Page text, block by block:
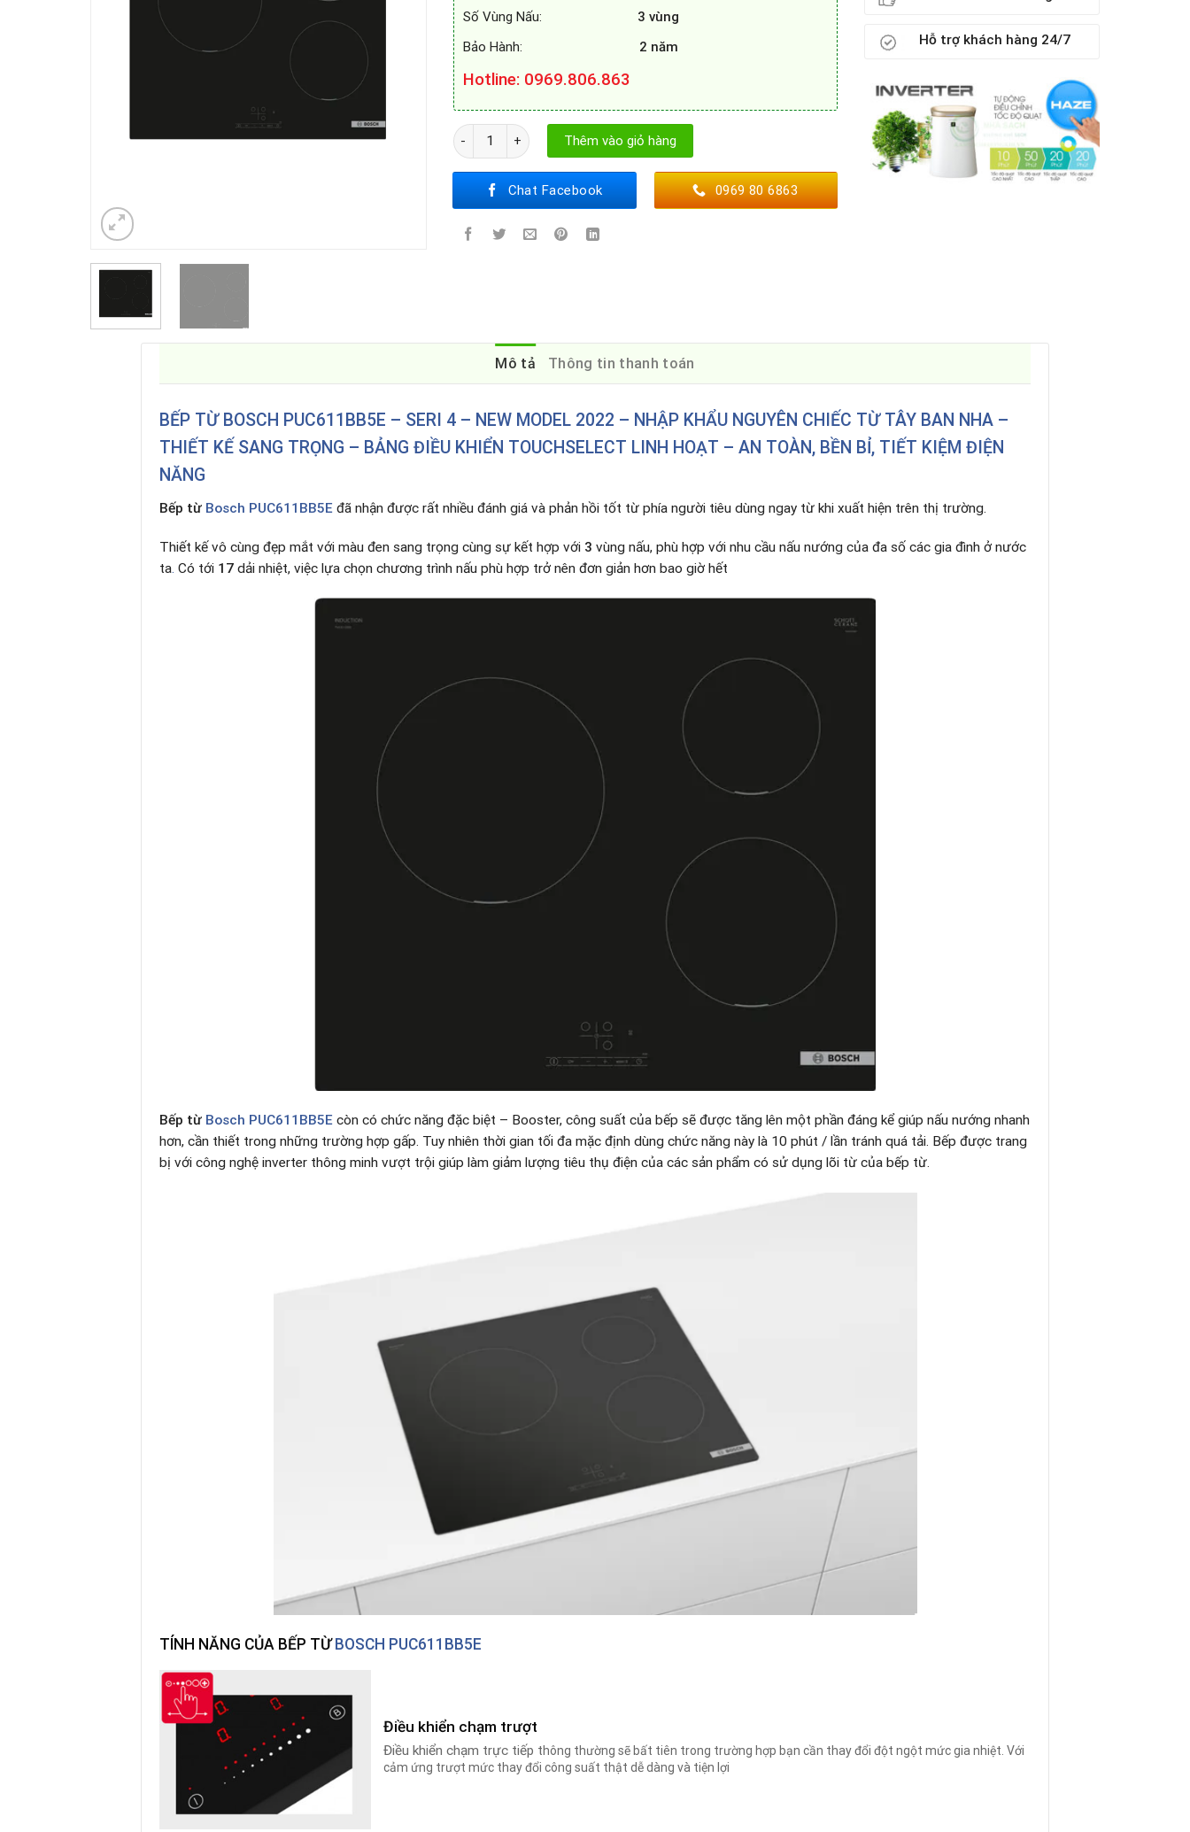
Số Vùng Nấu: 3 vùng
Bảo Hành: 2 năm
Hotline: 0969.806.863
BẾP TỪ BOSCH PUC611BB5E số lượng
Thêm vào giỏ hàng
Chat Facebook 0969 80 6863
Hỗ trợ khách hàng 24/7
Mô tả Thông tin thanh toán
BẾP TỪ BOSCH PUC611BB5E – SERI 4 – NEW MODEL 2022 – NHẬP KHẨU NGUYÊN CHIẾC TỪ TÂY BAN NHA –
THIẾT KẾ SANG TRỌNG – BẢNG ĐIỀU KHIỂN TOUCHSELECT LINH HOẠT – AN TOÀN, BỀN BỈ, TIẾT KIỆM ĐIỆN
NĂNG
Bếp từ Bosch PUC611BB5E đã nhận được rất nhiều đánh giá và phản hồi tốt từ phía người tiêu dùng ngay từ khi xuất hiện trên thị trường.
Thiết kế vô cùng đẹp mắt với màu đen sang trọng cùng sự kết hợp với 3 vùng nấu, phù hợp với nhu cầu nấu nướng của đa số các gia đình ở nước
ta. Có tới 17 dải nhiệt, việc lựa chọn chương trình nấu phù hợp trở nên đơn giản hơn bao giờ hết
Bếp từ Bosch PUC611BB5E còn có chức năng đặc biệt – Booster, công suất của bếp sẽ được tăng lên một phần đáng kể giúp nấu nướng nhanh
hơn, cần thiết trong những trường hợp gấp. Tuy nhiên thời gian tối đa mặc định dùng chức năng này là 10 phút / lần tránh quá tải. Bếp được trang
bị với công nghệ inverter thông minh vượt trội giúp làm giảm lượng tiêu thụ điện của các sản phẩm có sử dụng lõi từ của bếp từ.
TÍNH NĂNG CỦA BẾP TỪBOSCH PUC611BB5E
Điều khiển chạm trượt
Điều khiển chạm trực tiếp thông thường sẽ bất tiên trong trường hợp bạn cần thay đổi đột ngột mức gia nhiệt. Với
cảm ứng trượt mức thay đổi công suất thật dễ dàng và tiện lợi